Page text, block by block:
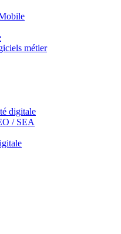
métier
digitale
/ SEA